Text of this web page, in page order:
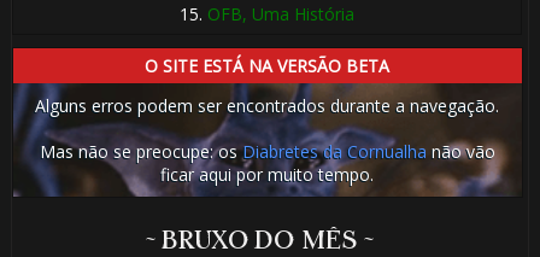
15. OFB, Uma História
O SITE ESTÁ NA VERSÃO BETA
Alguns erros podem ser encontrados durante a navegação.
Mas não se preocupe: osDiabretes da Cornualha não vão
ficar aqui por muito tempo.
~ BRUXO DO MÊS ~